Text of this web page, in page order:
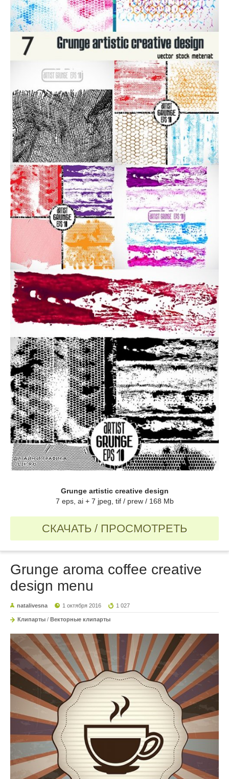
Grunge artistic creative design
7 eps, ai + 7 jpeg, tif / prew / 168 Mb
СКАЧАТЬ / ПРОСМОТРЕТЬ
Grunge aroma coffee creative
design menu
natalivesna 1 октября 2016 1 027
Клипарты / Векторные клипарты